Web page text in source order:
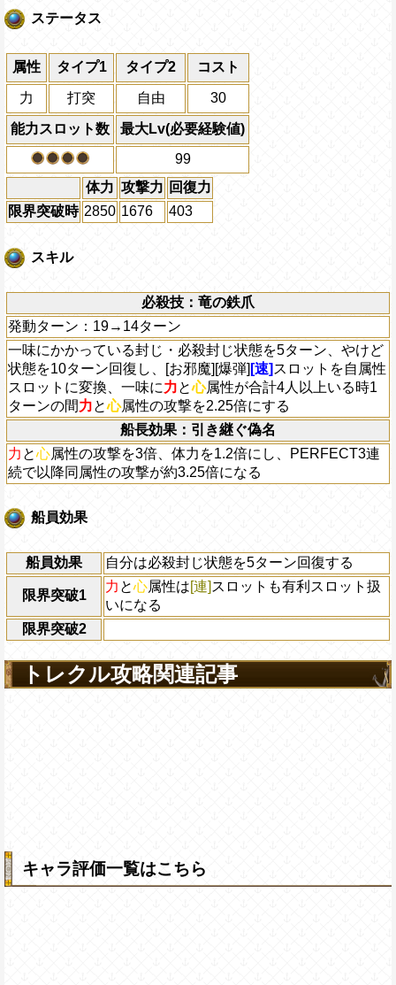
ステータス
属性 タイプ1 タイプ2 コスト
力 打突 自由 30
能力スロット数
最大Lv(必要経験値)
99
体力 攻撃力 回復力
限界突破時 2850 1676 403
スキル
必殺技：竜の鉄爪
発動ターン：19→14ターン
一味にかかっている封じ・必殺封じ状態を5ターン、やけど
状態を10ターン回復し、[お邪魔][爆弾] [速] スロットを自属性
スロットに変換、一味に力と心属性が合計4人以上いる時1
ターンの間力と心属性の攻撃を2.25倍にする
船長効果：引き継ぐ偽名
力 と心属性の攻撃を3倍、体力を1.2倍にし、PERFECT3連
続で以降同属性の攻撃が約3.25倍になる
船員効果
船員効果 自分は必殺封じ状態を5ターン回復する
限界突破1
力 と心属性は [連] スロットも有利スロット扱
いになる
限界突破2
トレクル攻略関連記事
キャラ評価一覧はこちら